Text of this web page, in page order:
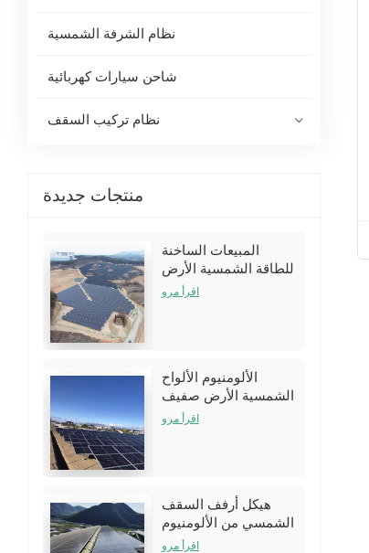
نظام الشرفة الشمسية
شاحن سيارات كهربائية
نظام تركيب السقف
منتجات جديدة
المبيعات الساخنة
للطاقة الشمسية الأرض
تركيب أقواس الأقواس
اقرأ مرو
الألومنيوم الألواح
الشمسية الأرض صفيف
نظام الأرفف
اقرأ مرو
هيكل أرفف السقف
الشمسي من الألومنيوم
لتركيبات سقف القصدير
اقرأ مرو